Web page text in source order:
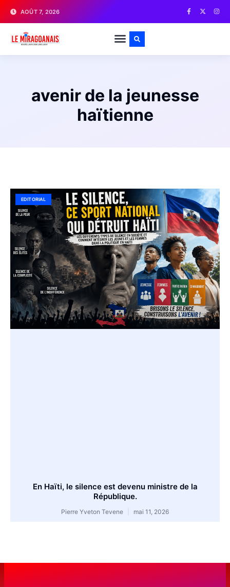
AOÛT 7, 2026
avenir de la jeunesse
haïtienne
EDITORIAL
En Haïti, le silence est devenu ministre de la
République.
Pierre Yveton Tevene mai 11, 2026